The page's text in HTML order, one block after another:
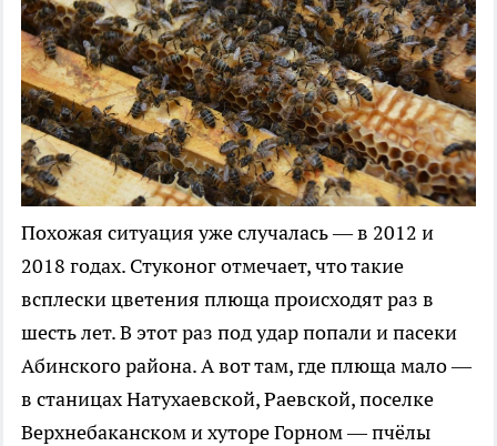
Похожая ситуация уже случалась — в 2012 и
2018 годах. Стуконог отмечает, что такие
всплески цветения плюща происходят раз в
шесть лет. В этот раз под удар попали и пасеки
Абинского района. А вот там, где плюща мало —
в станицах Натухаевской, Раевской, поселке
Верхнебаканском и хуторе Горном — пчёлы